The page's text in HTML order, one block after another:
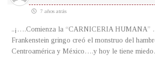
7 años atrás
..¡….Comienza la “CARNICERIA HUMANA”
Frankenstein gringo creó el monstruo del
Centroamérica y México….y hoy le tiene